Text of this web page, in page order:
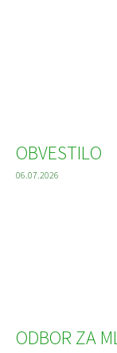
OBVESTILO
06.07.2026
ODBOR ZA